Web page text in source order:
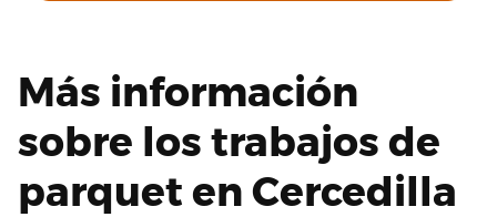
Más información
sobre los trabajos de
parquet en Cercedilla